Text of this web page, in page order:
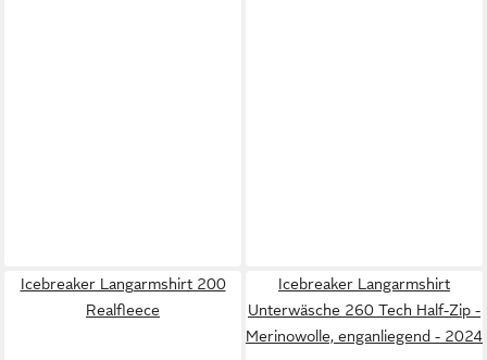
Icebreaker Langarmshirt 200
Realfleece
Icebreaker Langarmshirt
Unterwäsche 260 Tech Half-Zip -
Merinowolle, enganliegend - 2024